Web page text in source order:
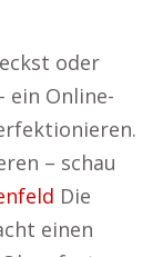
oder
ein Online-
– schau
Die
einen